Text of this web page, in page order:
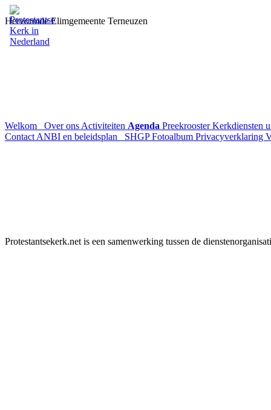
Hervormde Elimgemeente Terneuzen
Welkom Over ons Activiteiten Agenda PreekroosterKerkdiensten
Contact ANBI en beleidsplan SHGPFotoalbum Privacyverklaring
Protestantsekerk.net is een samenwerking tussen de